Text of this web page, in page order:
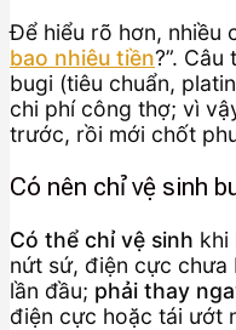
Để hiểu rõ hơn, nhiều
bao nhiêu tiền?”.
bugi (tiêu chuẩn,
chi phí công thợ; vì
trước, rồi mới chốt
Có nên chỉ vệ sinh
Có thể chỉ vệ sinh khi
nứt sứ, điện cực chưa
lần đầu; phải thay
điện cực hoặc tái ướt